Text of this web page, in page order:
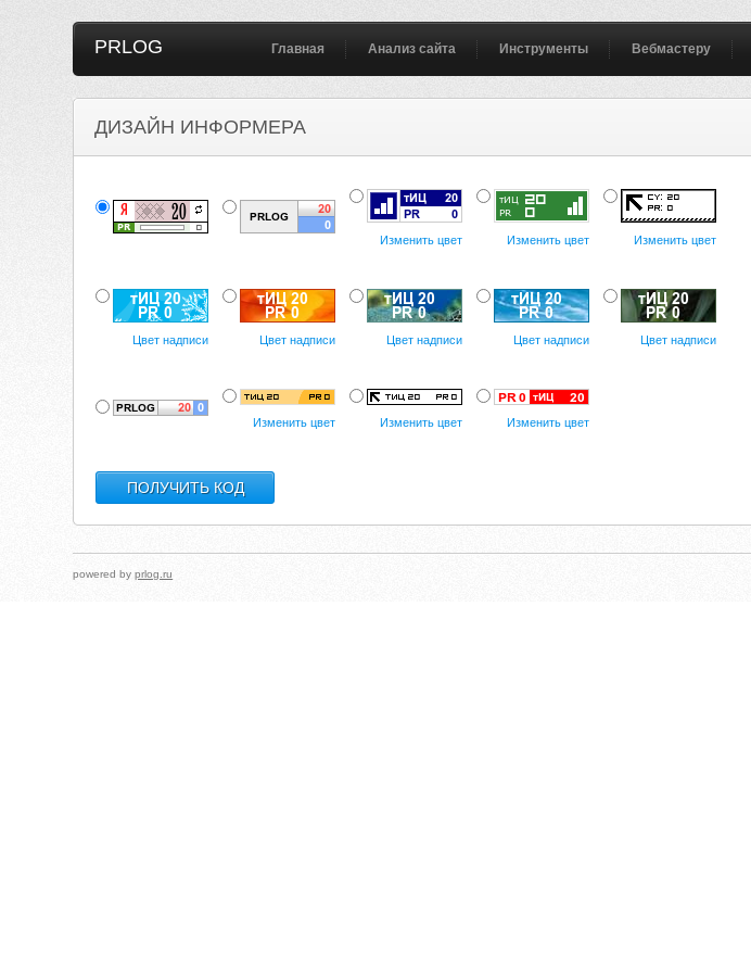
PRLOG Главная Анализ сайта Инструменты Вебмастеру
ДИЗАЙН ИНФОРМЕРА
Изменить цвет Изменить цвет Изменить цвет
Цвет надписи Цвет надписи Цвет надписи Цвет надписи Цвет надписи
Изменить цвет Изменить цвет Изменить цвет
powered byprlog.ru